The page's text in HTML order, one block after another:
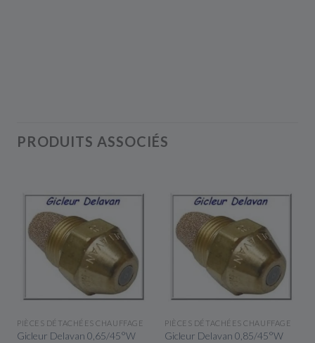
PRODUITS ASSOCIÉS
APERÇU RAPIDE
PIÈCES DÉTACHÉES CHAUFFAGE
Gicleur Delavan 0,65/45°W
APERÇU RAPIDE
PIÈCES DÉTACHÉES CHAUFFAGE
Gicleur Delavan 0,85/45°W